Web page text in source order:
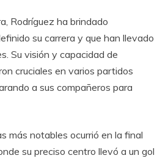
Rodríguez ha brindado
su carrera y que han llevado
Su visión y capacidad de
cruciales en varios partidos
a sus compañeros para
más notables ocurrió en la final
su preciso centro llevó a un gol